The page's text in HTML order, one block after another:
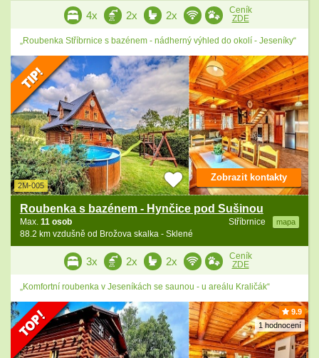
4x 2x 2x
Ceník
ZDE
„Roubenka Stříbrnice s bazénem - nádherný výhled do okolí - Jeseníky“
2M-005
Roubenka s bazénem - Hynčice pod Sušinou
Stříbrnice mapa
Max. 11 osob
88.2 km vzdušně od Brožova skalka - Sklené
Zobrazit kontakty
3x 2x 2x
Ceník
ZDE
„Komfortní roubenka v Jeseníkách se saunou - u areálu Kraličák“
9.9
1 hodnocení